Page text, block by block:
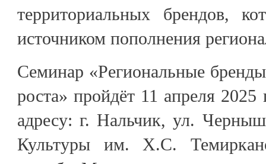
территориальных брендов,
источником пополнения
Семинар «Региональные
роста» пройдёт 11 апреля
адресу: г. Нальчик, ул.
Культуры им. Х.С.